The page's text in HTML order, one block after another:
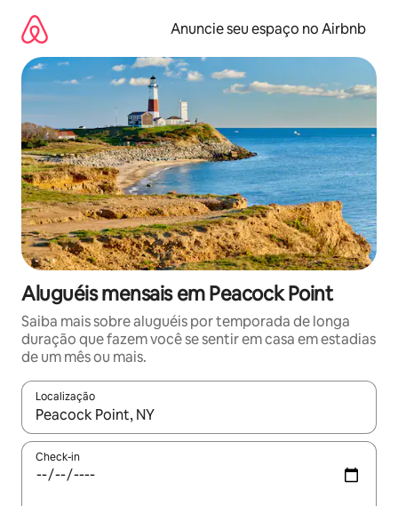
para
conteúdo
Anuncie seu espaço no Airbnb
Aluguéis mensais em Peacock Point
Saiba mais sobre aluguéis por temporada de longa
duração que fazem você se sentir em casa em estadias
de um mês ou mais.
Localização
Quando os resultados estiverem disponíveis, explore-os
Check-in